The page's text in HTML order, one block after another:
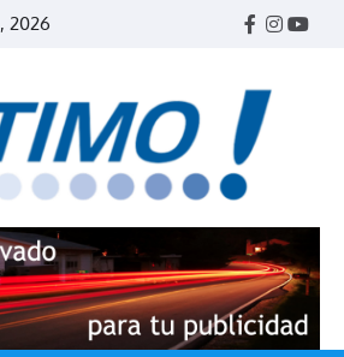
2026
Facebook